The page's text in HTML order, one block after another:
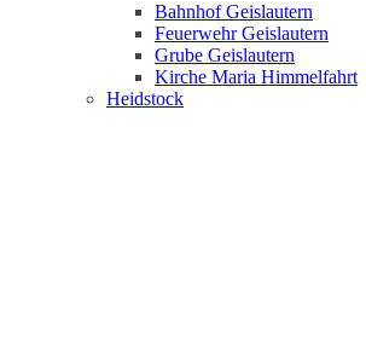
Bahnhof Geislautern
Feuerwehr Geislautern
Grube Geislautern
Kirche Maria Himmelfahrt
Heidstock